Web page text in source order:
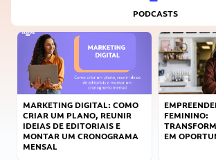
PODCASTS
MARKETING DIGITAL: COMO
CRIAR UM PLANO, REUNIR
IDEIAS DE EDITORIAIS E
MONTAR UM CRONOGRAMA
MENSAL
FEMININO:
EM